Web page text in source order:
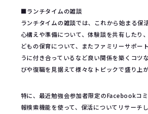
■ランチタイムの雑談
ランチタイムの雑談では、これから始まる保
心構えや準備について、体験談を共有したり
どもの保育について、またファミリーサポー
うに付き合っているなど良い関係を築くコツ
びや復職を見据えて様々なトピックで盛り上
特に、最近勉強会参加者限定のFacebookコ
報検索機能を使って、保活についてリサーチ